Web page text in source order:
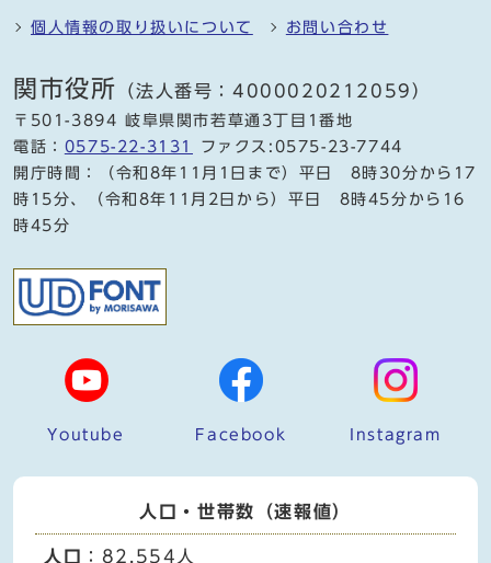
個人情報の取り扱いについて お問い合わせ
関市役所 （法人番号：4000020212059）
〒501-3894 岐阜県関市若草通3丁目1番地
電話： 0575-22-3131
ファクス:0575-23-7744
開庁時間：（令和8年11月1日まで）平日 8時30分から17
時15分、（令和8年11月2日から）平日 8時45分から16
時45分
Youtube Facebook Instagram
人口・世帯数（速報値）
人口 ：82,554人